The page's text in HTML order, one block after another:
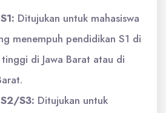
Ditujukan untuk mahasiswa
menempuh pendidikan S1 di
di Jawa Barat atau di
S3: Ditujukan untuk